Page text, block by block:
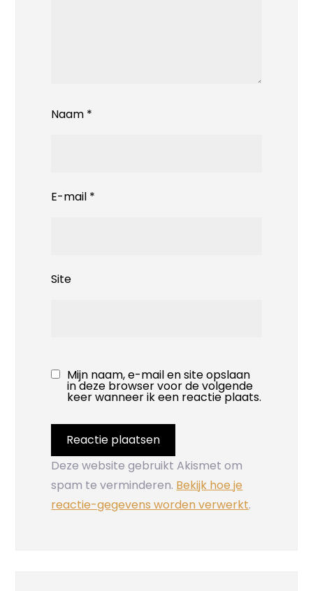
Naam *
E-mail *
Site
Mijn naam, e-mail en site opslaan
in deze browser voor de volgende
keer wanneer ik een reactie plaats.
Deze website gebruikt Akismet om
spam te verminderen. Bekijk hoe je
reactie-gegevens worden verwerkt.